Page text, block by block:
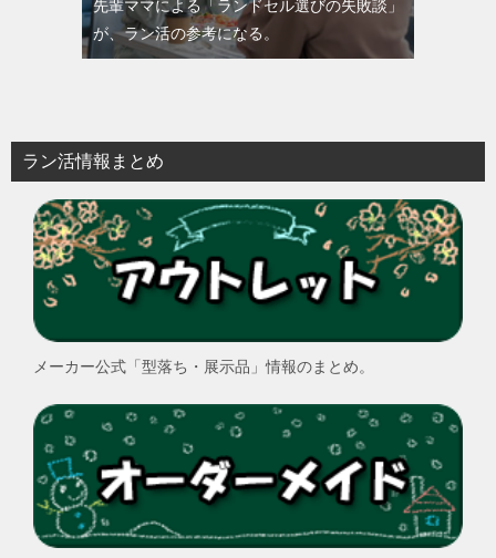
先輩ママによる「ランドセル選びの失敗談」
が、ラン活の参考になる。
ラン活情報まとめ
メーカー公式「型落ち・展示品」情報のまとめ。